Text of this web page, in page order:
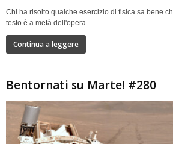
Chi ha risolto qualche esercizio di fisica sa bene
testo è a metà dell'opera...
Continua a leggere
Bentornati su Marte! #280